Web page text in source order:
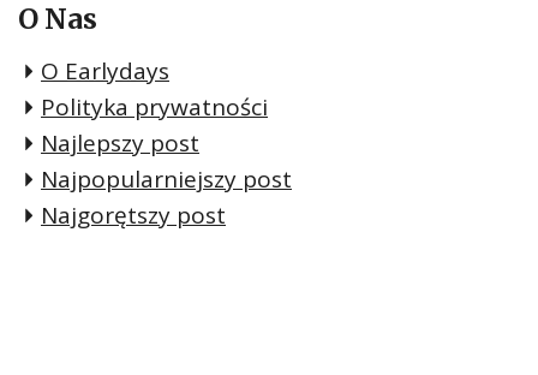
O Nas
O Earlydays
Polityka prywatności
Najlepszy post
Najpopularniejszy post
Najgorętszy post